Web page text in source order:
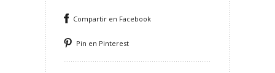
Compartir en Facebook
Pin en Pinterest